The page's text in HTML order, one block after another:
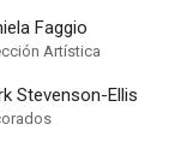
Faggio
Artística
Stevenson-Ellis